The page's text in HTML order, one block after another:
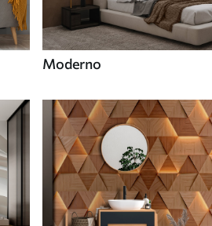
Moderno